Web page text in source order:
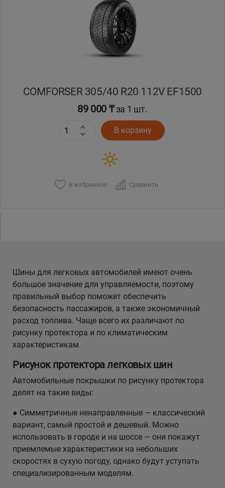
COMFORSER 305/40 R20 112V EF1500
89 000 ₸за 1 шт.
В корзину
В избранное Сравнить
Шины для легковых автомобилей имеют очень
большое значение для управляемости, поэтому
правильный выбор поможет обеспечить
безопасность пассажиров, а также экономичный
расход топлива. Чаще всего их различают по
рисунку протектора и по климатическим
характеристикам.
Рисунок протектора легковых шин
Автомобильные покрышки по рисунку протектора
делят на такие виды:
● Симметричные ненаправленные — классический
вариант, самый простой и дешевый. Можно
использовать в городе и на шоссе — они покажут
приемлемые характеристики на небольших
скоростях в сухую погоду, однако будут уступать
специализированным моделям.
Павлодар
Усть-Каменогорск
Шымкент
Экибастуз
Бишкек